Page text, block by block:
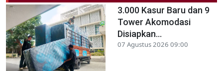
3.000 Kasur Baru dan 9
Tower Akomodasi
Disiapkan...
07 Agustus 2026 09:00